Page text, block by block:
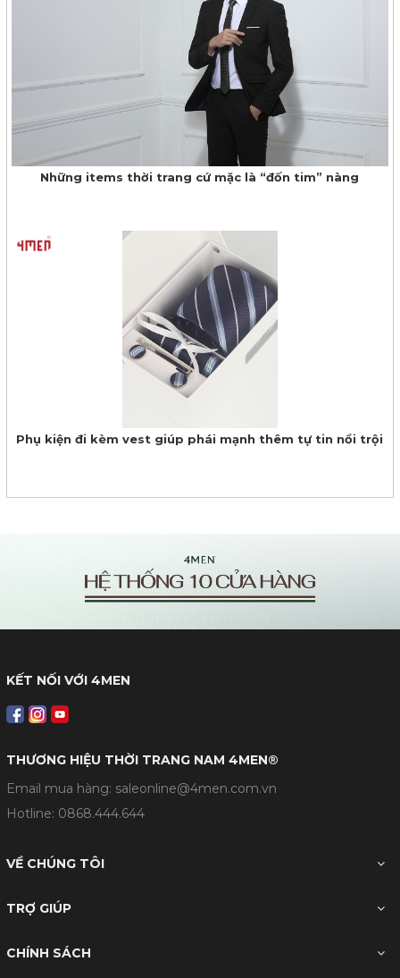
Những items thời trang cứ mặc là “đốn tim” nàng
Phụ kiện đi kèm vest giúp phái mạnh thêm tự tin nổi trội
KẾT NỐI VỚI 4MEN
THƯƠNG HIỆU THỜI TRANG NAM 4MEN®
Email mua hàng: saleonline@4men.com.vn
Hotline: 0868.444.644
VỀ CHÚNG TÔI
TRỢ GIÚP
CHÍNH SÁCH